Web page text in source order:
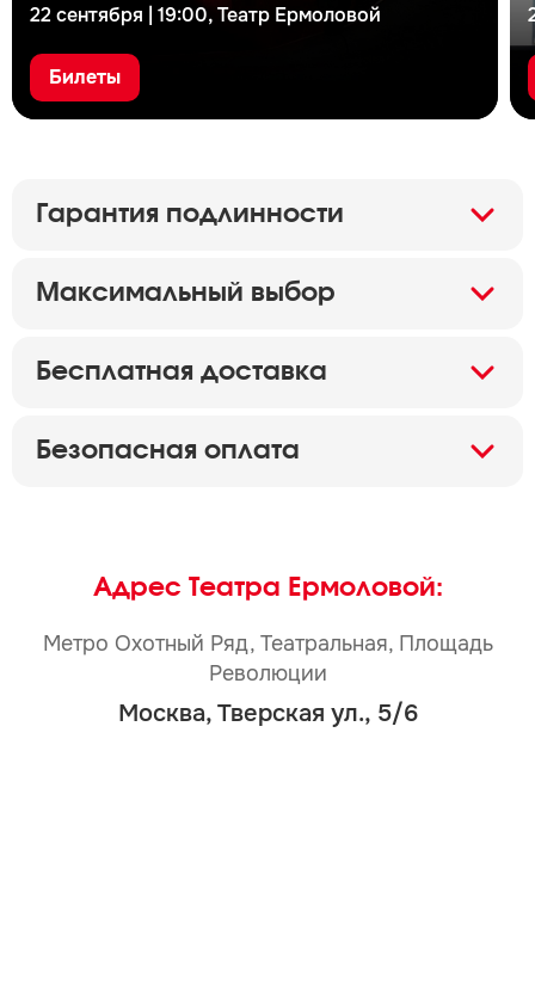
22 сентября | 19:00, Театр Ермоловой
Билеты
Гарантия подлинности
Максимальный выбор
Бесплатная доставка
Безопасная оплата
Адрес Театра Ермоловой:
Метро Охотный Ряд, Театральная, Площадь
Революции
Москва, Тверская ул., 5/6